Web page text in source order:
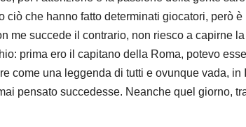
che hanno fatto determinati giocatori, però è
me succede il contrario, non riesco a capirne la
prima ero il capitano della Roma, potevo
come una leggenda di tutti e ovunque vada, in
pensato succedesse. Neanche quel giorno,